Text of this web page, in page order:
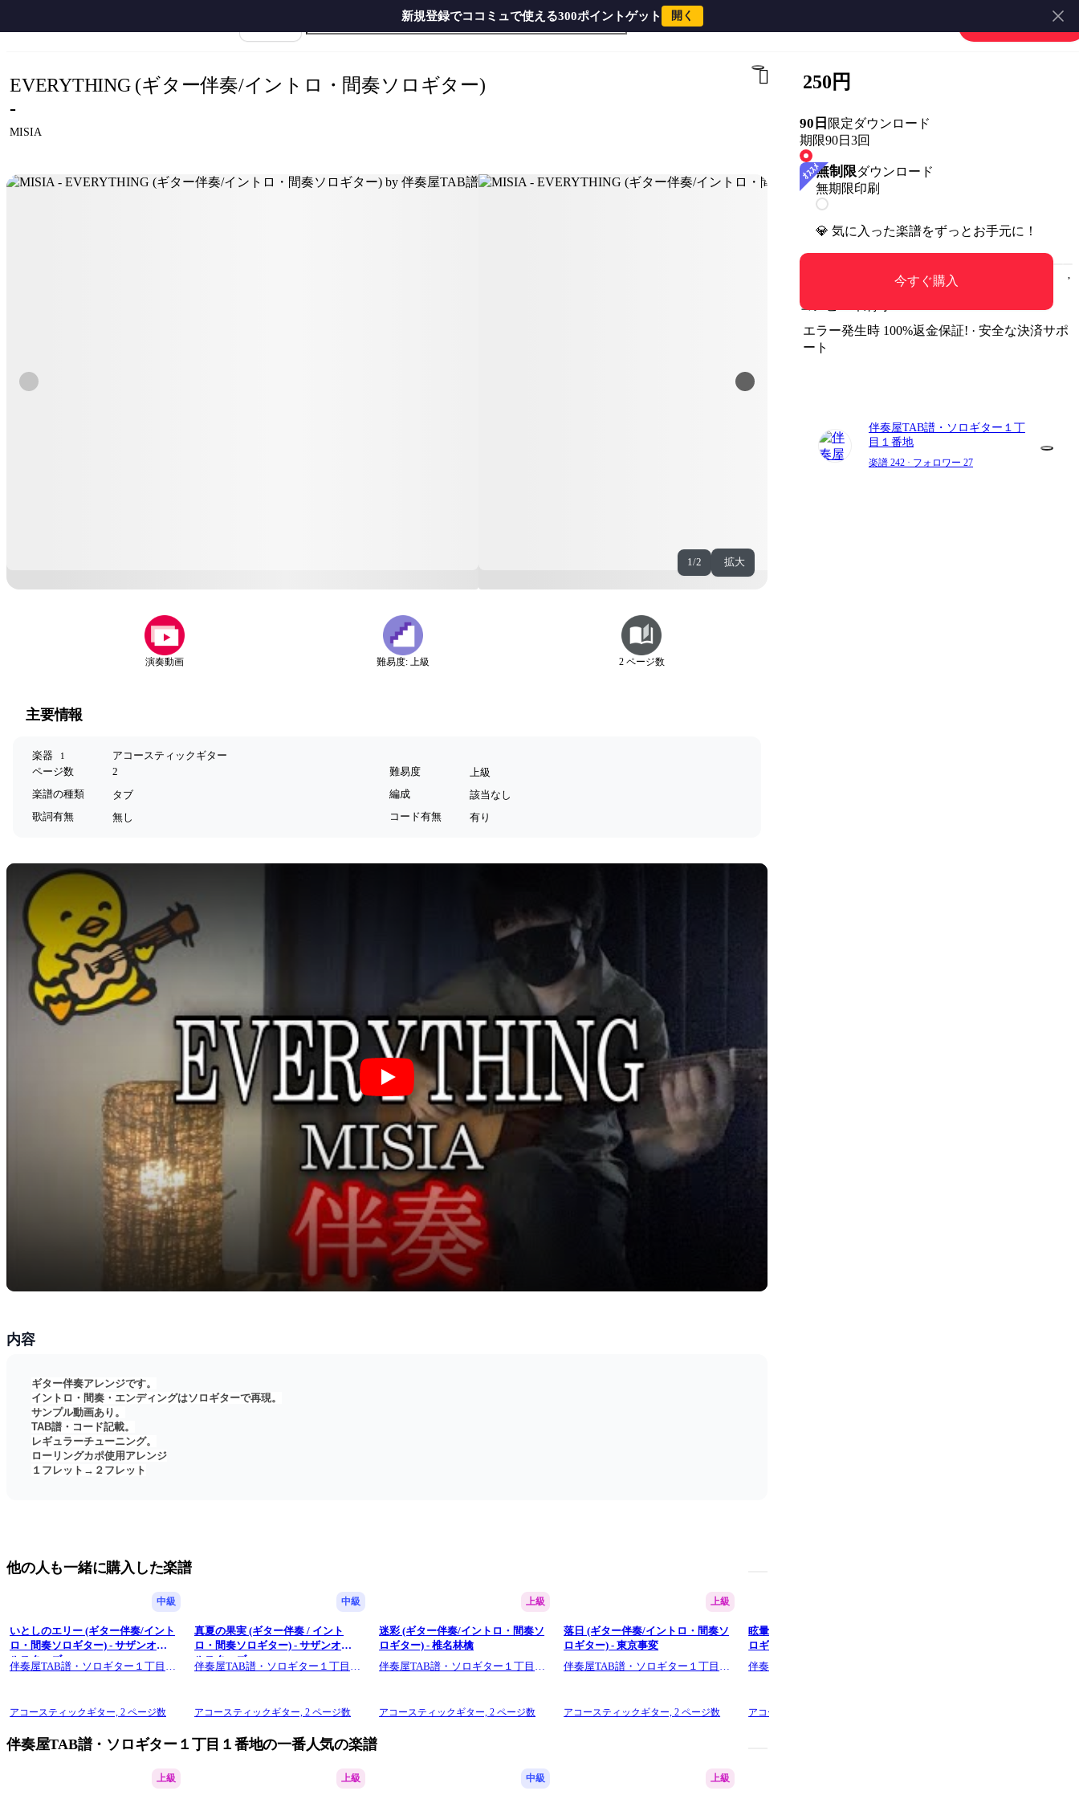
会員登録・ログイン
新規登録でココミュで使える300ポイントゲット 開く
MISIA - EVERYTHING (ギター伴奏/イントロ・間奏ソロギター) by 伴奏屋TAB譜
EVERYTHING (ギター伴奏/イントロ・間奏ソロギター) - MISIA
1/2 拡大
EVERYTHING (ギター伴奏/イントロ・間奏ソロギター)
-
MISIA
演奏動画 難易度: 上級 2 ページ数
主要情報
楽器 1
アコースティックギター
ページ数
2 難易度
上級
楽譜の種類
タブ 編成
該当なし
歌詞有無
無し コード有無 有り
250円
90日 限定ダウンロード
期限90日 3回
無制限ダウンロード
無期限印刷
💎 気に入った楽譜をずっとお手元に！
今すぐ購入
コンビニ印刷可
エラー発生時 100%返金保証! · 安全な決済サポ
ート
伴奏屋TAB譜・ソロギター１丁
目１番地
楽譜 242 · フォロワー 27
内容
ギター伴奏アレンジです。
イントロ・間奏・エンディングはソロギターで再現。
サンプル動画あり。
TAB譜・コード記載。
レギュラーチューニング。
ローリングカポ使用アレンジ
１フレット→２フレット
他の人も一緒に購入した楽譜
中級
いとしのエリー (ギター伴奏/イント
ロ・間奏ソロギター) - サザンオー
ルスターズ
伴奏屋TAB譜・ソロギター１丁目１
アコースティックギター, 2 ページ数
中級
真夏の果実 (ギター伴奏 / イント
ロ・間奏ソロギター) - サザンオー
ルスターズ
伴奏屋TAB譜・ソロギター１丁目１
アコースティックギター,2 ページ数
上級
迷彩 (ギター伴奏/イントロ・間奏ソ
ロギター) - 椎名林檎
伴奏屋TAB譜・ソロギター１丁目１
アコースティックギター,2 ページ数
上級
落日 (ギター伴奏/イントロ・間奏ソ
ロギター) - 東京事変
伴奏屋TAB譜・ソロギター１丁目１
アコースティックギター,2 ページ数
眩暈 (ギター伴奏/イントロ・間奏ソ
ロギター) - 椎名林檎
伴奏屋TAB譜・ソロギター１丁目１
アコースティックギター,
伴奏屋TAB譜・ソロギター１丁目１番地の一番人気の楽譜
上級 上級 中級 上級